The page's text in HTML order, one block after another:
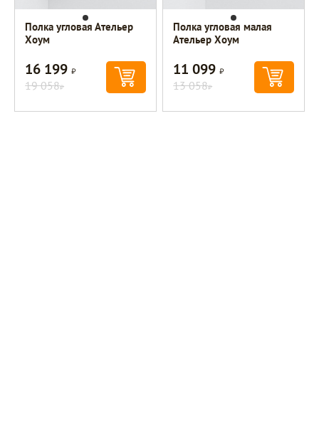
Полка угловая Ательер
Хоум
16 199Р
19 058Р
Полка угловая малая
Ательер Хоум
11 099Р
13 058Р